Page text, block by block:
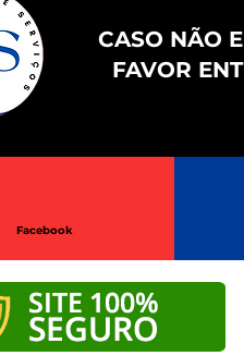
CASO NÃO
FAVOR
Facebook